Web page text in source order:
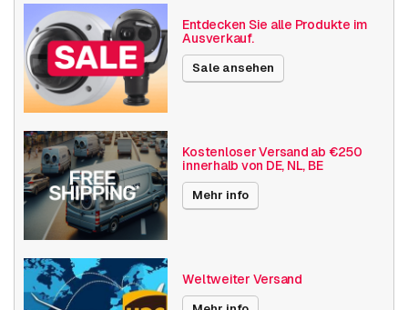
Gewicht
Größe (lxbxh)
Encoders & Decoders Decoder
END-OF-LIFE seit 31.03.2026
Entdecken Sie alle Produkte im
Ausverkauf.
Sale ansehen
Kostenloser Versand ab €250
innerhalb von DE, NL, BE
Mehr info
Weltweiter Versand